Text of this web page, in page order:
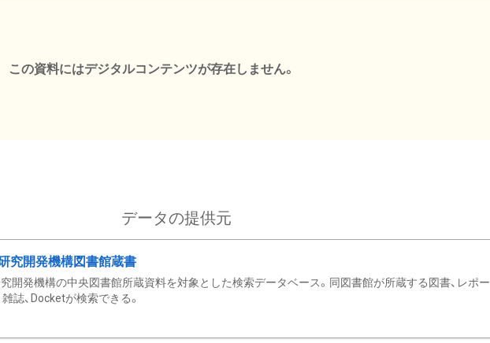
この資料にはデジタルコンテンツが存在しません。
データの提供元
究開発機構図書館蔵書
開発機構の中央図書館所蔵資料を対象とした検索データベース。同図書館が所蔵する図書、レポー
雑誌、Docketが検索できる。